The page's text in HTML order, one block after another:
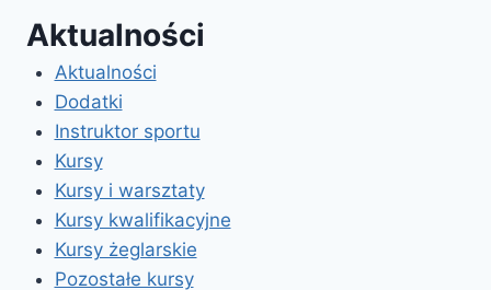
Aktualności
Aktualności
Dodatki
Instruktor sportu
Kursy
Kursy i warsztaty
Kursy kwalifikacyjne
Kursy żeglarskie
Pozostałe kursy